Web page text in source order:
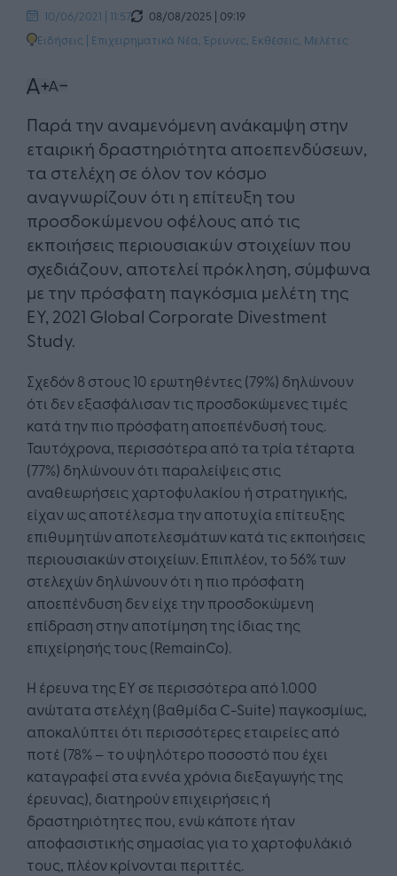
10/06/2021 | 11:57
08/08/2025 | 09:19
Ειδήσεις | Επιχειρηματικά Νέα ,Έρευνες, Εκθέσεις, Μελέτες
​Παρά την αναμενόμενη ανάκαμψη στην
εταιρική δραστηριότητα αποεπενδύσεων,
τα στελέχη σε όλον τον κόσμο
αναγνωρίζουν ότι η επίτευξη του
προσδοκώμενου οφέλους από τις
εκποιήσεις περιουσιακών στοιχείων που
σχεδιάζουν, αποτελεί πρόκληση, σύμφωνα
με την πρόσφατη παγκόσμια μελέτη της
EY, 2021 Global Corporate Divestment
Study.
Σχεδόν 8 στους 10 ερωτηθέντες (79%) δηλώνουν
ότι δεν εξασφάλισαν τις προσδοκώμενες τιμές
κατά την πιο πρόσφατη αποεπένδυσή τους.
Ταυτόχρονα, περισσότερα από τα τρία τέταρτα
(77%) δηλώνουν ότι παραλείψεις στις
αναθεωρήσεις χαρτοφυλακίου ή στρατηγικής,
είχαν ως αποτέλεσμα την αποτυχία επίτευξης
επιθυμητών αποτελεσμάτων κατά τις εκποιήσεις
περιουσιακών στοιχείων. Επιπλέον, το 56% των
στελεχών δηλώνουν ότι η πιο πρόσφατη
αποεπένδυση δεν είχε την προσδοκώμενη
επίδραση στην αποτίμηση της ίδιας της
επιχείρησής τους (RemainCo).
Η έρευνα της EY σε περισσότερα από 1.000
ανώτατα στελέχη (βαθμίδα C-Suite) παγκοσμίως,
αποκαλύπτει ότι περισσότερες εταιρείες από
ποτέ (78% – το υψηλότερο ποσοστό που έχει
καταγραφεί στα εννέα χρόνια διεξαγωγής της
έρευνας), διατηρούν επιχειρήσεις ή
δραστηριότητες που, ενώ κάποτε ήταν
αποφασιστικής σημασίας για το χαρτοφυλάκιό
τους, πλέον κρίνονται περιττές.